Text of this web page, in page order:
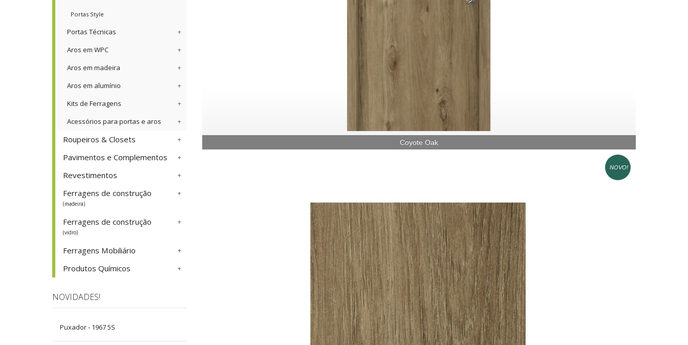
Portas Style
Portas Técnicas
Aros em WPC
Aros em madeira
Aros em alumínio
Kits de Ferragens
Acessórios para portas e aros
Roupeiros & Closets
Pavimentos e Complementos
Revestimentos
Ferragens de construção
(madeira)
Ferragens de construção
(vidro)
Ferragens Mobiliário
Produtos Químicos
NOVIDADES!
Puxador - 1967 5S
Coyote Oak
NOVO!